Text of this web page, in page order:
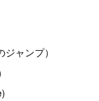
ャンプ）